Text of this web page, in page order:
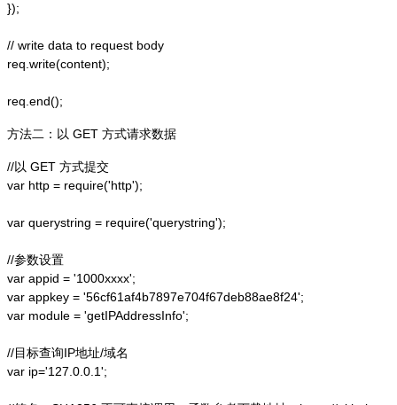
});
// write data to request body
req.write(content);
方法二：以 GET 方式请求数据
//以 GET 方式提交
var http = require('http');
var querystring = require('querystring');
//参数设置
var appid = '1000xxxx';
var appkey = '56cf61af4b7897e704f67deb88ae8f24';
var module = 'getIPAddressInfo';
//目标查询IP地址/域名
var ip='127.0.0.1';